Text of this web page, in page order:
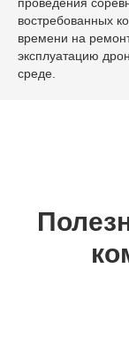
востребованных
времени на
эксплуатацию
среде.